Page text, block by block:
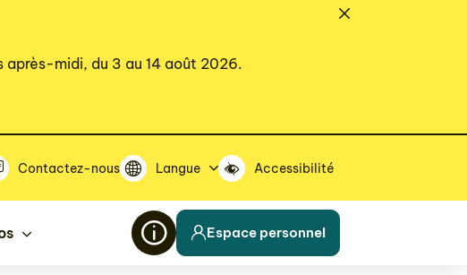
après-midi, du 3 au 14 août 2026.
Contactez-nous Langue Accessibilité
Espace personnel